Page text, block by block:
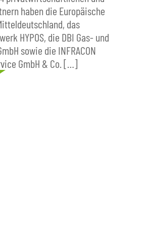
haben die Europäische
das
HYPOS, die DBI Gas- und
sowie die INFRACON
GmbH & Co. […]